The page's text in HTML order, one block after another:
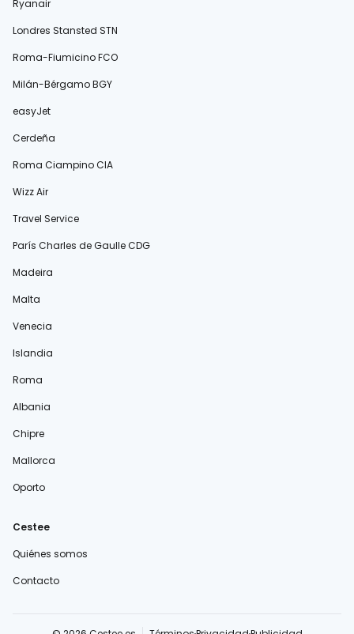
Ryanair
Londres Stansted STN
Roma-Fiumicino FCO
Milán-Bérgamo BGY
easyJet
Cerdeña
Roma Ciampino CIA
Wizz Air
Travel Service
París Charles de Gaulle CDG
Madeira
Malta
Venecia
Islandia
Roma
Albania
Chipre
Mallorca
Oporto
Cestee
Quiénes somos
Contacto